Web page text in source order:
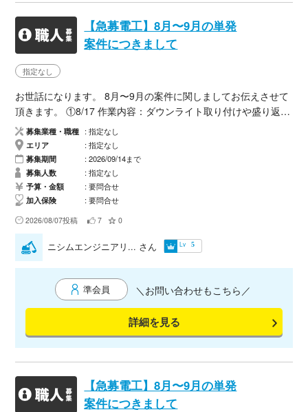
【急募電工】8月〜9月の単発
案件につきまして
指定なし
お世話になります。 8月〜9月の案件に関しましてお伝えさせて
頂きます。 ①8/17 作業内容：ダウンライト取り付けや盛り返え
などできるひと、動けますか？ 募集人数：1名 金額：20000〜2
5000税込み、交通費込。作業レベルで前後有り ②8/29 作業内
容：電気工事。詳細確認中 募集人数：5名 金額：20000〜2500
0税込み、交通費込。作業レベルで前後有り ③9/4 埼玉の春
日部の現場で、 電源配線とライティングレール取り付け、ベー
スライト2台移設、ダウンライト2台取り付けなど、 募集人数：
3名 金額：20000〜25000税込み、交通費込。作業レベルで前後
有り ④9/6 埼玉の春日部の現場で、 電源配線とライティング
レール取り付け、ベースライト2台移設、ダウンライト2台取り
付けなど、 募集人数：2名 金額：20000〜25000税込み、交通
費込。作業レベルで前後有り ⑤9/14 埼玉の春日部の現場
で、 電源配線とライティングレール取り付け、ベースライト2
台移設、ダウンライト2台取り付けなど、 募集人数：3名 金額：
20000〜25000税込み、交通費込。作業レベルで前後有り 以
上となります。何卒宜しくお願い致します。
募集業種・職種
指定なし
エリア
指定なし
募集期間
2026/09/14まで
募集人数
指定なし
予算・金額
要問合せ
加入保険
要問合せ
2026/08/07投稿 7 0
準会員 ＼お問い合わせもこちら／
詳細を見る
ニシムエンジニアリ... さん Lv 5
【急募電工】8月〜9月の単発
案件につきまして